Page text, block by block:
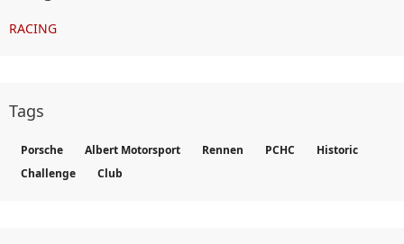
RACING
Tags
Porsche Albert Motorsport Rennen PCHC
Historic
Challenge
Club